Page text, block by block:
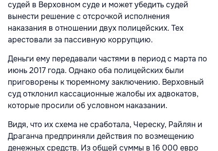
судей в Верховном суде и может убедить судей
вынести решение с отсрочкой исполнения
наказания в отношении двух полицейских. Тех
арестовали за пассивную коррупцию.
Деньги ему передавали частями в период с марта по
июнь 2017 года. Однако оба полицейских были
приговорены к тюремному заключению. Верховный
суд отклонил кассационные жалобы их адвокатов,
которые просили об условном наказании.
Видя, что их схема не сработала, Череску, Райлян и
Драганча предприняли действия по возмещению
денежных средств. Из общей суммы в 16 000 евро